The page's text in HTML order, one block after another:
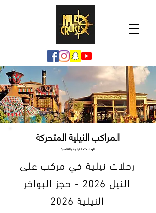
المراكب النيلية المتحركة
الرحلات النيلية بالقاهرة
رحلات نيلية في مركب على
النيل 2026 - حجز البواخر
النيلية 2026